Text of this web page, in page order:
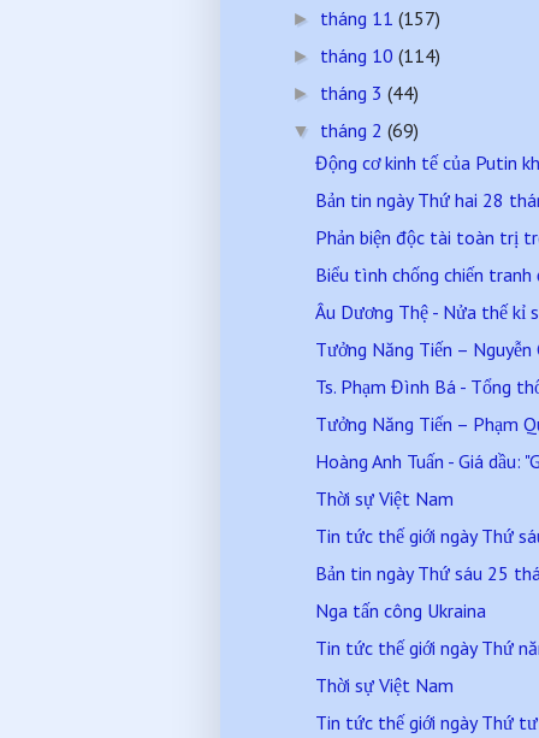
► tháng 11 (157)
► tháng 10 (114)
► tháng 3 (44)
▼ tháng 2 (69)
Động cơ kinh tế của Putin
Bản tin ngày Thứ hai 28
Phản biện độc tài toàn trị
Biểu tình chống chiến tranh
Âu Dương Thệ - Nửa thế kỉ
Tưởng Năng Tiến – Nguyễn
Ts. Phạm Đình Bá - Tổng
Tưởng Năng Tiến – Phạm
Hoàng Anh Tuấn - Giá dầu:
Thời sự Việt Nam
Tin tức thế giới ngày Thứ
Bản tin ngày Thứ sáu 25
Nga tấn công Ukraina
Tin tức thế giới ngày Thứ
Thời sự Việt Nam
Tin tức thế giới ngày Thứ